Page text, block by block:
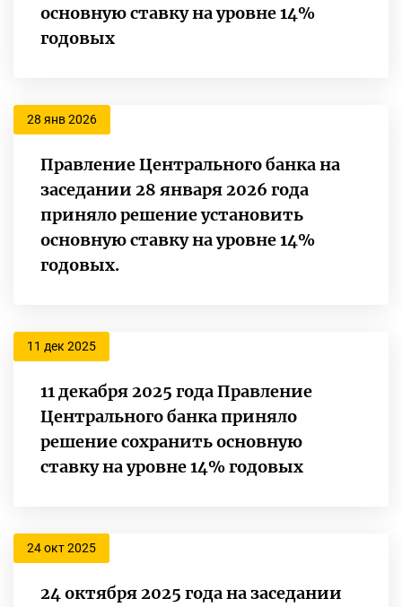
основную ставку на уровне 14%
годовых
28 янв 2026
Правление Центрального банка на
заседании 28 января 2026 года
приняло решение установить
основную ставку на уровне 14%
годовых.
11 дек 2025
11 декабря 2025 года Правление
Центрального банка приняло
решение сохранить основную
ставку на уровне 14% годовых
24 окт 2025
24 октября 2025 года на заседании